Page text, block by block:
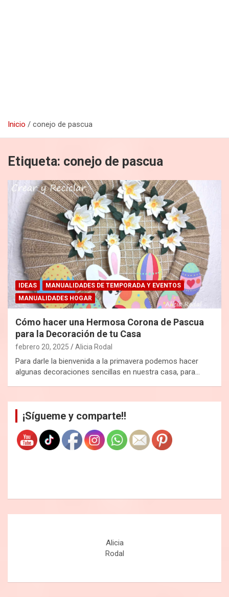
Inicio conejo de pascua
Etiqueta: conejo de pascua
IDEAS
MANUALIDADES DE TEMPORADA Y EVENTOS
MANUALIDADES HOGAR
Cómo hacer una Hermosa Corona de Pascua
para la Decoración de tu Casa
febrero 20, 2025 Alicia Rodal
Para darle la bienvenida a la primavera podemos hacer
algunas decoraciones sencillas en nuestra casa, para…
¡Sígueme y comparte!!
Alicia
Rodal